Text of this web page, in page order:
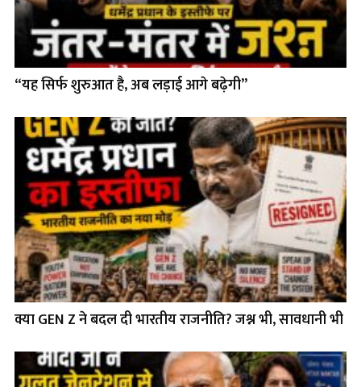
“यह सिर्फ शुरुआत है, अब लड़ाई आगे बढ़ेगी”
क्या GEN Z ने बदल दी भारतीय राजनीति? जश्न भी, सावधानी भी